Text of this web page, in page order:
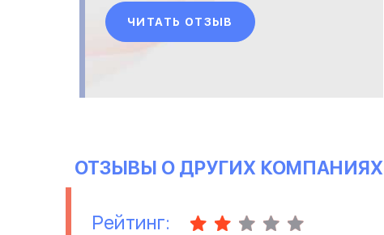
практически моментально.
На следующий день уже
получили. Качеством очень
ЧИТАТЬ ОТЗЫВ
ОТЗЫВЫ О ДРУГИХ КОМПАНИЯХ
Рейтинг: